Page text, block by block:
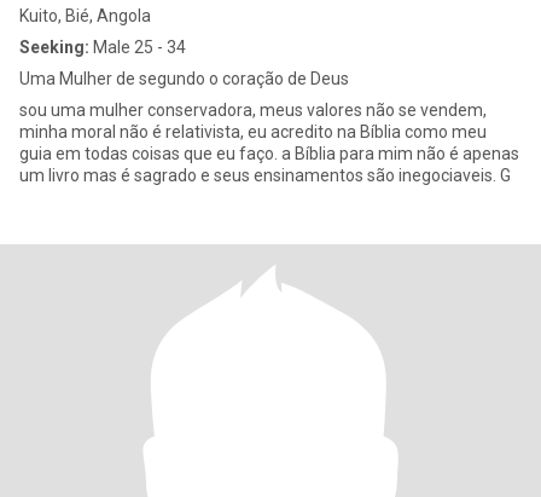
Kuito, Bié, Angola
Seeking: Male 25 - 34
Uma Mulher de segundo o coração de Deus
sou uma mulher conservadora, meus valores não se vendem,
minha moral não é relativista, eu acredito na Bíblia como meu
guia em todas coisas que eu faço. a Bíblia para mim não é apenas
um livro mas é sagrado e seus ensinamentos são inegociaveis. G